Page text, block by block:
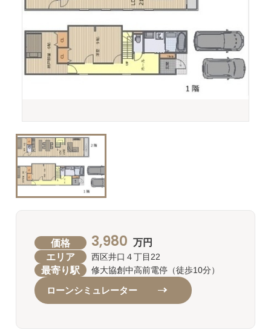
価格 3,980 万円
エリア 西区井口４丁目22
最寄り駅 修大協創中高前電停（徒歩10分）
ローンシミュレーター